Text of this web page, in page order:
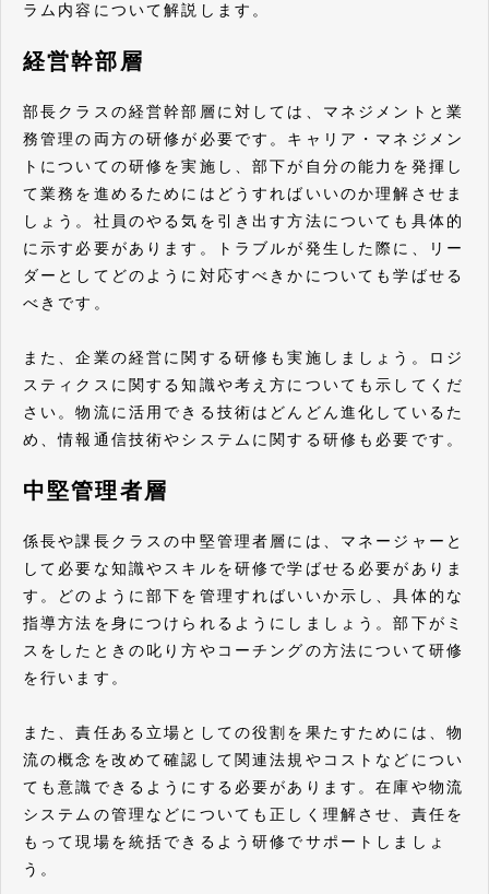
ラム内容について解説します。
経営幹部層
部長クラスの経営幹部層に対しては、マネジメントと業
務管理の両方の研修が必要です。キャリア・マネジメン
トについての研修を実施し、部下が自分の能力を発揮し
て業務を進めるためにはどうすればいいのか理解させま
しょう。社員のやる気を引き出す方法についても具体的
に示す必要があります。トラブルが発生した際に、リー
ダーとしてどのように対応すべきかについても学ばせる
べきです。
また、企業の経営に関する研修も実施しましょう。ロジ
スティクスに関する知識や考え方についても示してくだ
さい。物流に活用できる技術はどんどん進化しているた
め、情報通信技術やシステムに関する研修も必要です。
中堅管理者層
係長や課長クラスの中堅管理者層には、マネージャーと
して必要な知識やスキルを研修で学ばせる必要がありま
す。どのように部下を管理すればいいか示し、具体的な
指導方法を身につけられるようにしましょう。部下がミ
スをしたときの叱り方やコーチングの方法について研修
を行います。
また、責任ある立場としての役割を果たすためには、物
流の概念を改めて確認して関連法規やコストなどについ
ても意識できるようにする必要があります。在庫や物流
システムの管理などについても正しく理解させ、責任を
もって現場を統括できるよう研修でサポートしましょ
う。